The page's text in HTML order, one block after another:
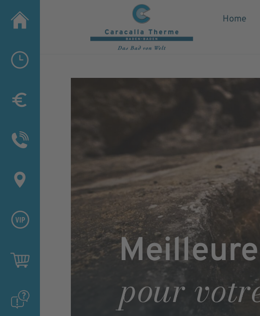
Home
pour